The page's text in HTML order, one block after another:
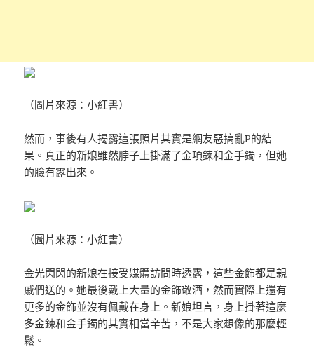
（圖片來源：小紅書）
然而，事後有人揭露這張照片其實是網友惡搞亂P的結
果。真正的新娘雖然脖子上掛滿了金項鍊和金手鐲，但她
的臉有露出來。
（圖片來源：小紅書）
金光閃閃的新娘在接受媒體訪問時透露，這些金飾都是親
戚們送的。她最後戴上大量的金飾敬酒，然而實際上還有
更多的金飾並沒有佩戴在身上。新娘坦言，身上掛著這麼
多金鍊和金手鐲的其實相當辛苦，不是大家想像的那麼輕
鬆。